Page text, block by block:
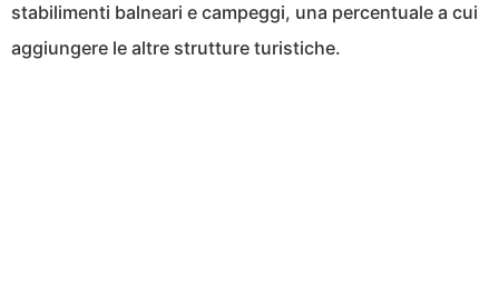
stabilimenti balneari e campeggi, una percentuale a cui
aggiungere le altre strutture turistiche.